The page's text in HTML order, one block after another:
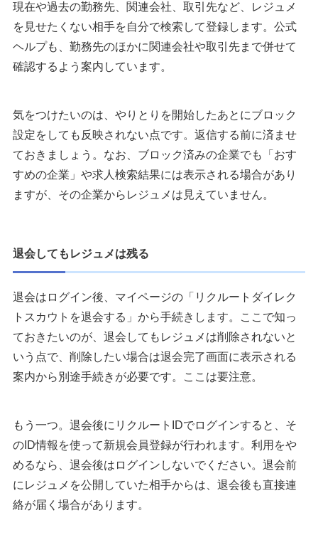
現在や過去の勤務先、関連会社、取引先など、レジュメ
を見せたくない相手を自分で検索して登録します。公式
ヘルプも、勤務先のほかに関連会社や取引先まで併せて
確認するよう案内しています。
気をつけたいのは、やりとりを開始したあとにブロック
設定をしても反映されない点です。返信する前に済ませ
ておきましょう。なお、ブロック済みの企業でも「おす
すめの企業」や求人検索結果には表示される場合があり
ますが、その企業からレジュメは見えていません。
退会してもレジュメは残る
退会はログイン後、マイページの「リクルートダイレク
トスカウトを退会する」から手続きします。ここで知っ
ておきたいのが、退会してもレジュメは削除されないと
いう点で、削除したい場合は退会完了画面に表示される
案内から別途手続きが必要です。ここは要注意。
もう一つ。退会後にリクルートIDでログインすると、そ
のID情報を使って新規会員登録が行われます。利用をや
めるなら、退会後はログインしないでください。退会前
にレジュメを公開していた相手からは、退会後も直接連
絡が届く場合があります。